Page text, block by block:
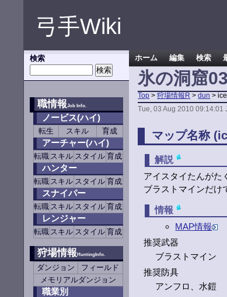
弓手Wiki
検索
職情報Job Info.
ノービス(ハイ)
転生 スキル 育成
アーチャー(ハイ)
転職 スキル スタイル 育成
ハンター
転職 スキル スタイル 育成
スナイパー
転職 スキル スタイル 育成
レンジャー
転職 スキル スタイル 育成
狩場情報HuntingInfo.
ダンジョン
フィールド
メモリアルダンジョン
職業別
ホーム 編集 検索
氷の洞窟
Top >狩場情報R >dun >
Tue, 03 Aug 2010 09:14:01
マップ名称
解説
アイスタイたんがた
ブラストマインだけ
情報
MAP情報
推奨武器
ブラストマイン
推奨防具
アンフロ、水鎧